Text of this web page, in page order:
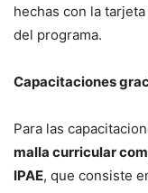
hechas con la
del programa.
Capacitaciones
Para las
malla curricular
IPAE, que consiste